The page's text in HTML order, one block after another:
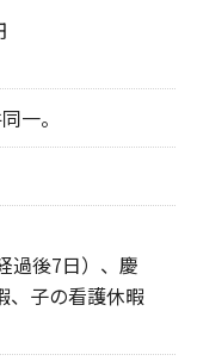
一。
過後7日）、慶
、子の看護休暇